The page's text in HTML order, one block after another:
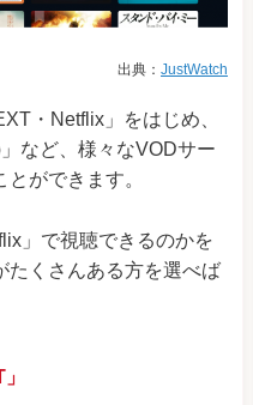
出典： JustWatch
・Netflix」をはじめ、
など、様々なVODサー
ができます。
」で視聴できるのかを
たくさんある方を選べば